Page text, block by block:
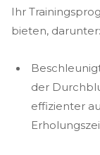
Ihr
bieten, darunter:
der
effizienter